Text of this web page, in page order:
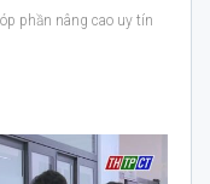
phần nâng cao uy tín